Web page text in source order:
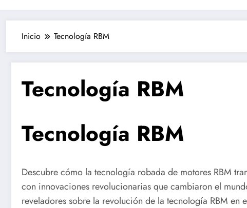
Inicio Tecnología RBM
Tecnología RBM
Tecnología RBM
Descubre cómo la tecnología robada de motores RBM
con innovaciones revolucionarias que cambiaron el
reveladores sobre la revolución de la tecnología RBM en